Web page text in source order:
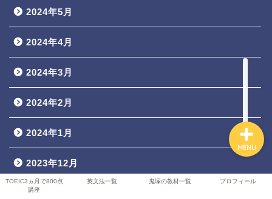
2024年5月
2024年4月
2024年3月
2024年2月
2024年1月
2023年12月
2023年11月
TOEIC3ヵ月で800点
講座
英文法一覧 鬼塚の教材一覧 プロフィール
MENU